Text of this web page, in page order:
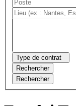
Type de contrat
Rechercher
Rechercher